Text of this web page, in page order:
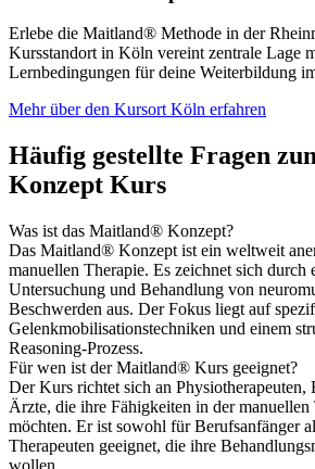
Erlebe die Maitland® Methode in der
Kursstandort in Köln vereint zentrale Lage
Lernbedingungen für deine Weiterbildung
Mehr über den Kursort Köln erfahren
Häufig gestellte Fragen
Konzept Kurs
Was ist das Maitland® Konzept?
Das Maitland® Konzept ist ein weltweit
manuellen Therapie. Es zeichnet sich durch
Untersuchung und Behandlung von
Beschwerden aus. Der Fokus liegt auf
Gelenkmobilisationstechniken und einem
Reasoning-Prozess.
Für wen ist der Maitland® Kurs geeignet?
Der Kurs richtet sich an Physiotherapeuten,
Ärzte, die ihre Fähigkeiten in der manuellen
möchten. Er ist sowohl für Berufsanfänger
Therapeuten geeignet, die ihre
wollen.